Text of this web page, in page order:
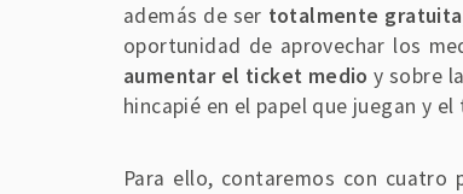
además de ser totalmente gratuita
oportunidad de aprovechar los
aumentar el ticket medio y sobre
hincapié en el papel que juegan y
Para ello, contaremos con